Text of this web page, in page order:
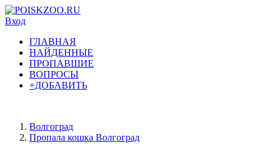
Вход
ГЛАВНАЯ
НАЙДЕННЫЕ
ПРОПАВШИЕ
ВОПРОСЫ
+ДОБАВИТЬ
Волгоград
Пропала кошка Волгоград